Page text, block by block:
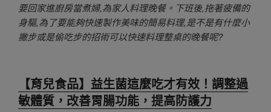
要回家進廚房當煮婦,為家人料理晚餐。下班後,拖著疲備的
身驅,為了要能夠快速製作美味的簡易料理,是不是有什麼小
撇步或是偷吃步的招術可以快速料理整桌的晚餐呢?
【育兒食品】益生菌這麼吃才有效！調整過
敏體質，改善胃腸功能，提高防護力